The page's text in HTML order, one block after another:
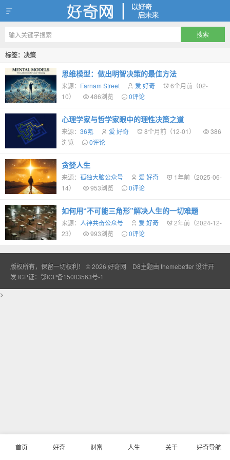
好奇网
标签：决策
思维模型：做出明智决策的最佳方法
来源： Farnam Street 爱 好奇
6个月前（02-
10）
486浏览 0评论
心理学家与哲学家眼中的理性决策之道
来源： 36氪 爱 好奇 8个月前（12-01）
386
浏览
0评论
贪婪人生
来源： 孤独大脑公众号 爱 好奇
1年前（2025-06-
14）
953浏览 0评论
如何用“不可能三角形”解决人生的一切难题
来源： 人神共奋公众号 爱 好奇
2年前（2024-12-
23）
993浏览 0评论
版权所有，保留一切权利！ © 2026 好奇网 D8主题由 themebetter设计开
发 ICP证：鄂ICP备15003563号-1
首页 好奇 财富 人生 关于 好奇导航
>